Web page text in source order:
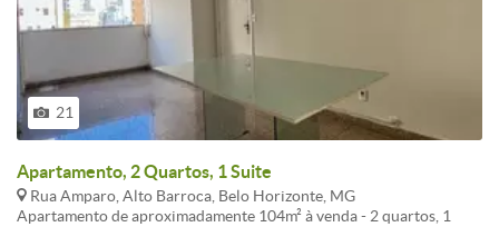
21
Apartamento, 2 Quartos, 1 Suite
Rua Amparo, Alto Barroca, Belo Horizonte, MG
Apartamento de aproximadamente 104m² à venda - 2 quartos, 1